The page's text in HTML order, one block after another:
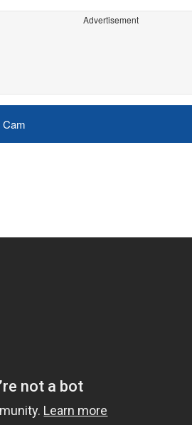
Advertisement
Cam